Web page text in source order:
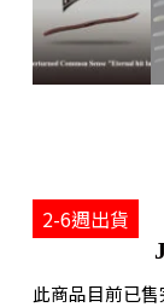
2-6週出貨
此商品目前已